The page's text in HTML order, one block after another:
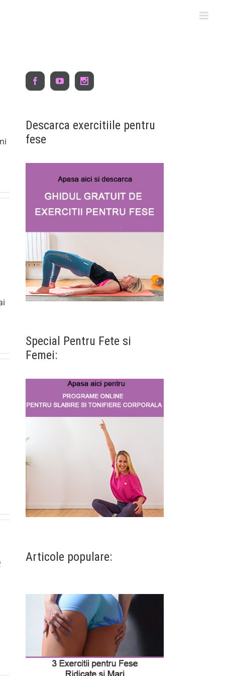
Descarca exercitiile pentru
fese
Special Pentru Fete si
Femei:
Articole populare: